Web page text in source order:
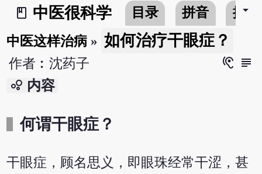
book_2
中医很科学 目录 拼音 搜寻
arrow_drop_down
中医这样治病 » 如何治疗干眼症？
作者︰沈药子 hearing subject
bubble_chart 内容
何谓干眼症？
干眼症，顾名思义，即眼珠经常干涩，甚